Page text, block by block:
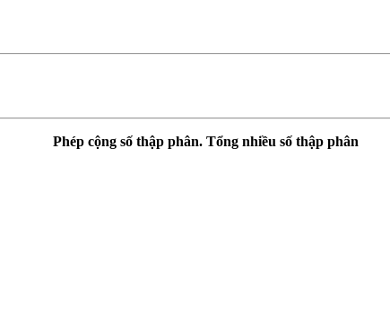
Phép cộng số thập phân. Tổng nhiều số thập phân